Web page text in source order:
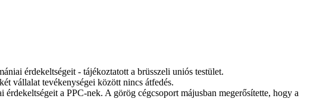
érdekeltségeit - tájékoztatott a brüsszeli uniós testület.
vállalat tevékenységei között nincs átfedés.
a PPC-nek. A görög cégcsoport májusban megerősítette, hogy a